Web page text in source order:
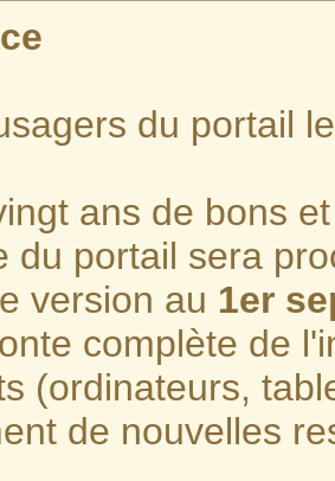
du portail
ans de bons
du portail sera
version au 1er
complète de
(ordinateurs,
de nouvelles